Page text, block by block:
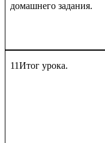
домашнего задания.
11Итог урока.